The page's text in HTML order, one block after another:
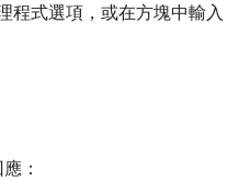
程式選項，或在方塊中輸入
：